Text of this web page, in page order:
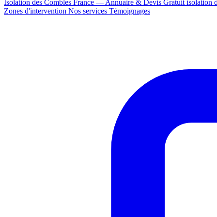
Isolation des Combles France — Annuaire & Devis Gratuit isolation
Zones d'intervention Nos services Témoignages